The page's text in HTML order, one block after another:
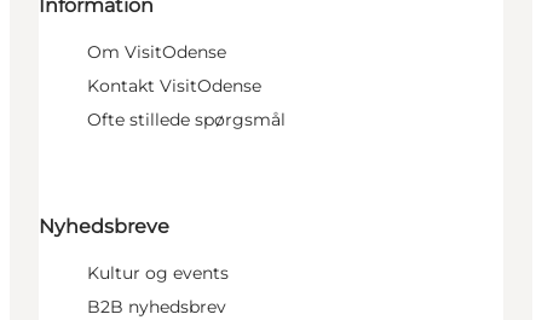
Information
Om VisitOdense
Kontakt VisitOdense
Ofte stillede spørgsmål
Nyhedsbreve
Kultur og events
B2B nyhedsbrev